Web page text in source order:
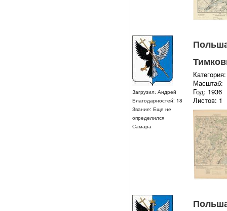
Загрузил: Андрей
Благодарностей: 18
Звание: Еще не
определился
Самара
Масштаб:
Год: 1936
Листов: 1